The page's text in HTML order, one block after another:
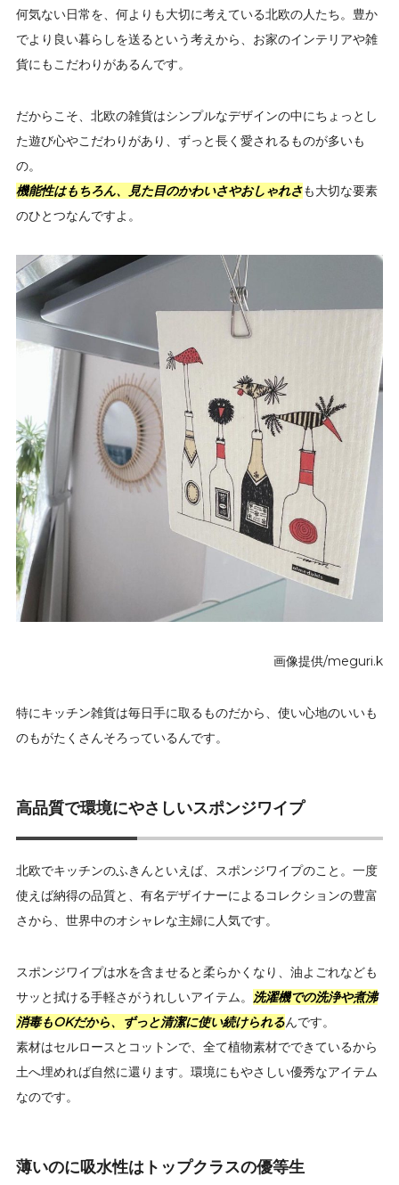
何気ない日常を、何よりも大切に考えている北欧の人たち。豊か
でより良い暮らしを送るという考えから、お家のインテリアや雑
貨にもこだわりがあるんです。
だからこそ、北欧の雑貨はシンプルなデザインの中にちょっとし
た遊び心やこだわりがあり、ずっと長く愛されるものが多いも
の。
機能性はもちろん、見た目のかわいさやおしゃれさも大切な要素
のひとつなんですよ。
画像提供/meguri.k
特にキッチン雑貨は毎日手に取るものだから、使い心地のいいも
のもがたくさんそろっているんです。
高品質で環境にやさしいスポンジワイプ
北欧でキッチンのふきんといえば、スポンジワイプのこと。一度
使えば納得の品質と、有名デザイナーによるコレクションの豊富
さから、世界中のオシャレな主婦に人気です。
スポンジワイプは水を含ませると柔らかくなり、油よごれなども
サッと拭ける手軽さがうれしいアイテム。 洗濯機での洗浄や煮沸
消毒もOKだから、ずっと清潔に使い続けられるんです。
素材はセルロースとコットンで、全て植物素材でできているから
土へ埋めれば自然に還ります。環境にもやさしい優秀なアイテム
なのです。
薄いのに吸水性はトップクラスの優等生